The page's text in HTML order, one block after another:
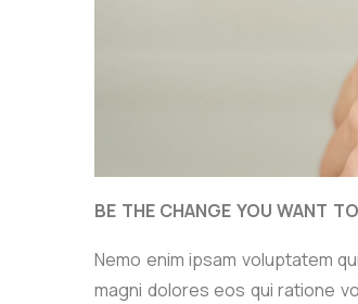
BE THE CHANGE YOU WANT
Nemo enim ipsam voluptatem
magni dolores eos qui ratione